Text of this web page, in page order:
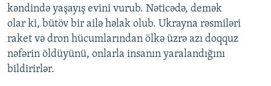
kəndində yaşayış evini vurub. Nəticədə, demək
olar ki, bütöv bir ailə həlak olub. Ukrayna rəsmiləri
raket və dron hücumlarından ölkə üzrə azı doqquz
nəfərin öldüyünü, onlarla insanın yaralandığını
bildirirlər.